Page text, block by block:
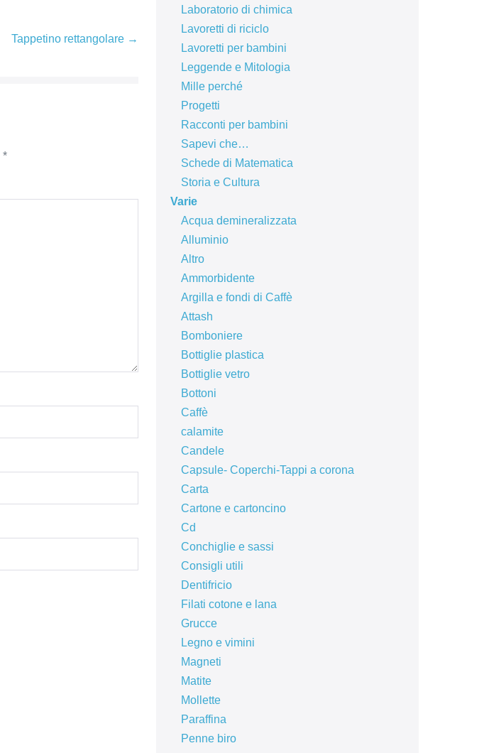
Tappetino rettangolare →
*
Laboratorio di chimica
Lavoretti di riciclo
Lavoretti per bambini
Leggende e Mitologia
Mille perché
Progetti
Racconti per bambini
Sapevi che…
Schede di Matematica
Storia e Cultura
Varie
Acqua demineralizzata
Alluminio
Altro
Ammorbidente
Argilla e fondi di Caffè
Attash
Bomboniere
Bottiglie plastica
Bottiglie vetro
Bottoni
Caffè
calamite
Candele
Capsule- Coperchi-Tappi a corona
Carta
Cartone e cartoncino
Cd
Conchiglie e sassi
Consigli utili
Dentifricio
Filati cotone e lana
Grucce
Legno e vimini
Magneti
Matite
Mollette
Paraffina
Penne biro